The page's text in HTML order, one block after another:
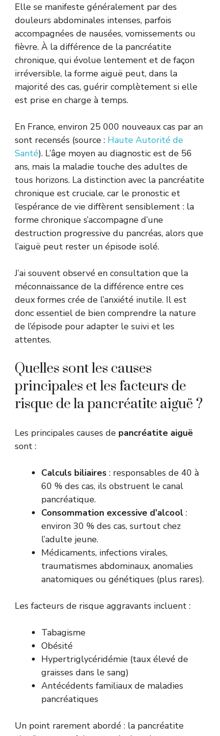
Elle se manifeste généralement par des
douleurs abdominales intenses, parfois
accompagnées de nausées, vomissements ou
fièvre. À la différence de la pancréatite
chronique, qui évolue lentement et de façon
irréversible, la forme aiguë peut, dans la
majorité des cas, guérir complètement si elle
est prise en charge à temps.
En France, environ 25 000 nouveaux cas par an
sont recensés (source : Haute Autorité de
Santé). L’âge moyen au diagnostic est de 56
ans, mais la maladie touche des adultes de
tous horizons. La distinction avec la pancréatite
chronique est cruciale, car le pronostic et
l’espérance de vie diffèrent sensiblement : la
forme chronique s’accompagne d’une
destruction progressive du pancréas, alors que
l’aiguë peut rester un épisode isolé.
J’ai souvent observé en consultation que la
méconnaissance de la différence entre ces
deux formes crée de l’anxiété inutile. Il est
donc essentiel de bien comprendre la nature
de l’épisode pour adapter le suivi et les
attentes.
Quelles sont les causes
principales et les facteurs de
risque de la pancréatite aiguë ?
Les principales causes de pancréatite aiguë
sont :
Calculs biliaires : responsables de 40 à
60 % des cas, ils obstruent le canal
pancréatique.
Consommation excessive d’alcool :
environ 30 % des cas, surtout chez
l’adulte jeune.
Médicaments, infections virales,
traumatismes abdominaux, anomalies
anatomiques ou génétiques (plus rares).
Les facteurs de risque aggravants incluent :
Tabagisme
Obésité
Hypertriglycéridémie (taux élevé de
graisses dans le sang)
Antécédents familiaux de maladies
pancréatiques
Un point rarement abordé : la pancréatite